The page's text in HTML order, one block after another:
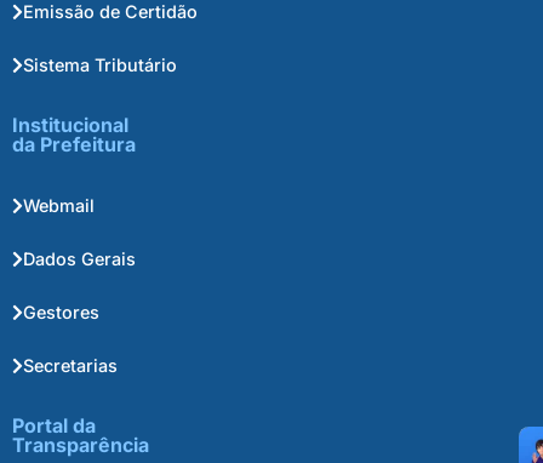
Emissão de Certidão
Sistema Tributário
Institucional
da Prefeitura
Webmail
Dados Gerais
Gestores
Secretarias
Portal da
Transparência